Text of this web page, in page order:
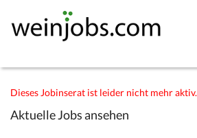
Dieses Jobinserat ist leider nicht mehr aktiv.
Aktuelle Jobs ansehen